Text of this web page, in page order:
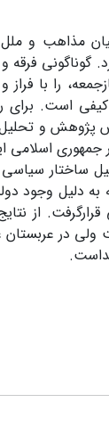
مذاهب و ملل
گوناگونی
را با
است.
پژوهش و
اسلامی
سیاسی
دلیل وجود
از
ولی در